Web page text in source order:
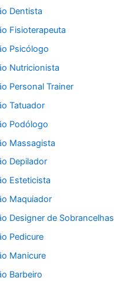
Dentista
Fisioterapeuta
Psicólogo
Nutricionista
Personal Trainer
Tatuador
Podólogo
Massagista
Depilador
Esteticista
Maquiador
Designer de Sobrancelhas
Pedicure
Manicure
Barbeiro